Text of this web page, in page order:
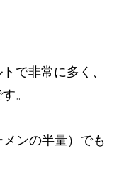
で非常に多く、
。
ンの半量）でも